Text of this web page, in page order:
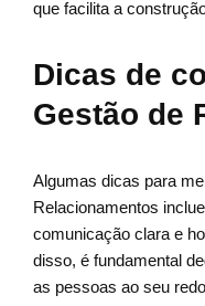
que facilita a
Dicas de
Gestão de
Algumas dicas para
Relacionamentos
comunicação clara e
disso, é fundamental
as pessoas ao seu